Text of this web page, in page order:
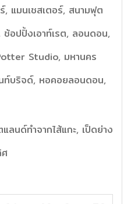
, แมนเชสเตอร์, สนามฟุต
อปปิ้งเอาท์เรต, ลอนดอน,
Studio, มหานคร
ท์บริจด์, หอคอยลอนดอน,
ลนด์ทำจากไส้แกะ, เป็ดย่าง